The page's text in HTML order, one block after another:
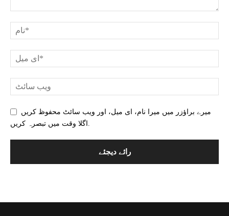
میرے براؤزر میں میرا نام، ای میل، اور ویب سائٹ محفوظ کریں